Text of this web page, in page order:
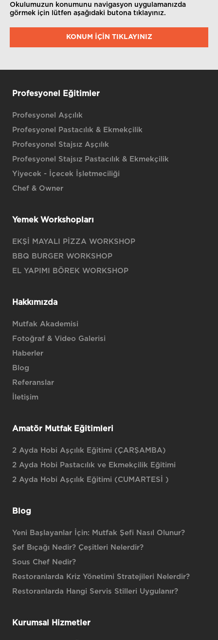
Okulumuzun konumunu navigasyon uygulamanızda
görmek için lütfen aşağıdaki butona tıklayınız.
KONUM IÇIN TIKLAYINIZ
Profesyonel Eğitimler
Profesyonel Aşçılık
Profesyonel Pastacılık & Ekmekçilik
Profesyonel Stajsız Aşçılık
Profesyonel Stajsız Pastacılık & Ekmekçilik
Yiyecek - İçecek İşletmeciliği
Chef & Owner
Yemek Workshopları
EKŞİ MAYALI PİZZA WORKSHOP
BBQ BURGER WORKSHOP
EL YAPIMI BÖREK WORKSHOP
Hakkımızda
Mutfak Akademisi
Fotoğraf & Video Galerisi
Haberler
Blog
Referanslar
İletişim
Amatör Mutfak Eğitimleri
2 Ayda Hobi Aşçılık Eğitimi (ÇARŞAMBA)
2 Ayda Hobi Pastacılık ve Ekmekçilik Eğitimi
2 Ayda Hobi Aşçılık Eğitimi (CUMARTESİ )
Blog
Yeni Başlayanlar İçin: Mutfak Şefi Nasıl Olunur?
Şef Bıçağı Nedir? Çeşitleri Nelerdir?
Sous Chef Nedir?
Restoranlarda Kriz Yönetimi Stratejileri Nelerdir?
Restoranlarda Hangi Servis Stilleri Uygulanır?
Kurumsal Hizmetler